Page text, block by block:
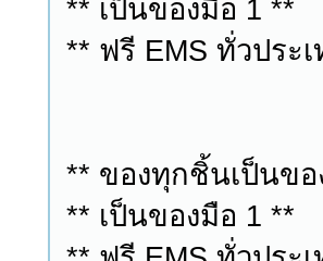
** เป็นของมือ 1 **
** ฟรี EMS ทั่วประ
** ของทุกชิ้นเป็นข
** เป็นของมือ 1 **